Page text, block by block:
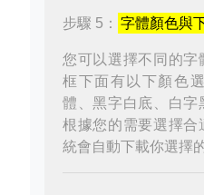
步驟 5： 字體顏色與
您可以選擇不同的字
框下面有以下顏色
體、黑字白底、白字
根據您的需要選擇合
統會自動下載你選擇